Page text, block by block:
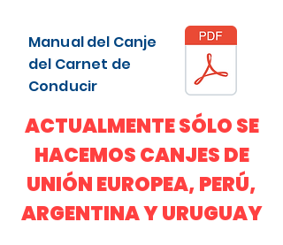
Manual del Canje
del Carnet de
Conducir
ACTUALMENTE SÓLO SE
HACEMOS CANJES DE
UNIÓN EUROPEA, PERÚ,
ARGENTINA Y URUGUAY